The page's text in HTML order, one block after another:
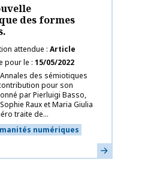
des formes
attendue Article
pour le 15/05/2022
des sémiotiques
pour son
par Pierluigi Basso,
Raux et Maria Giulia
traite de...
numériques
En savoir plus